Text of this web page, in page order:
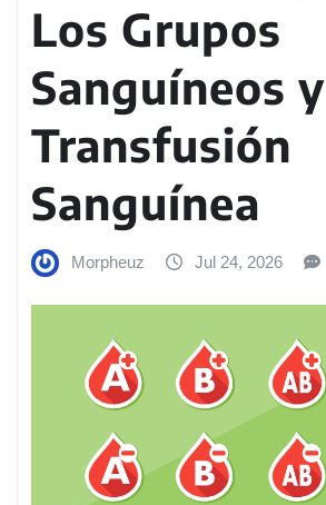
Los Grupos
Sanguíneos y
Transfusión
Sanguínea
Morpheuz Jul 24, 2026